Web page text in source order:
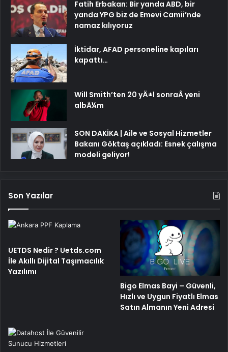
Fatih Erbakan: Bir yanda ABD, bir
yanda YPG biz de Emevi Camii’nde
namaz kılıyoruz
İktidar, AFAD personeline kapıları
kapattı…
Will Smith’ten 20 yÄ±l sonraÂ yeni
albÃ¼m
SON DAKİKA | Aile ve Sosyal Hizmetler
Bakanı Göktaş açıkladı: Esnek çalışma
modeli geliyor!
Son Yazılar
UETDS Nedir ? Uetds.com
İle Akıllı Dijital Taşımacılık
Yazılımı
Bigo Elmas Bayi – Güvenli,
Hızlı ve Uygun Fiyatlı Elmas
Satın Almanın Yeni Adresi